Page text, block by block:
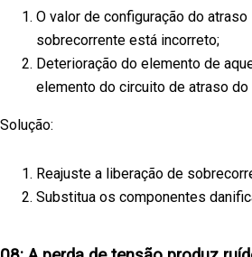
O valor de configuração do
sobrecorrente está incorreto;
Deterioração do elemento de
elemento do circuito de atraso do
Solução:
Reajuste a liberação de
Substitua os componentes